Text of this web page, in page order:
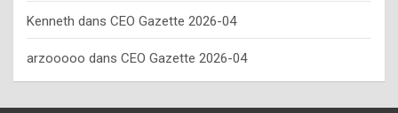
h
o
Kenneth dans CEO Gazette 2026-04
arzooooo dans CEO Gazette 2026-04